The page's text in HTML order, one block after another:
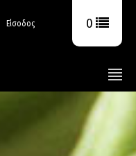
Είσοδος 0